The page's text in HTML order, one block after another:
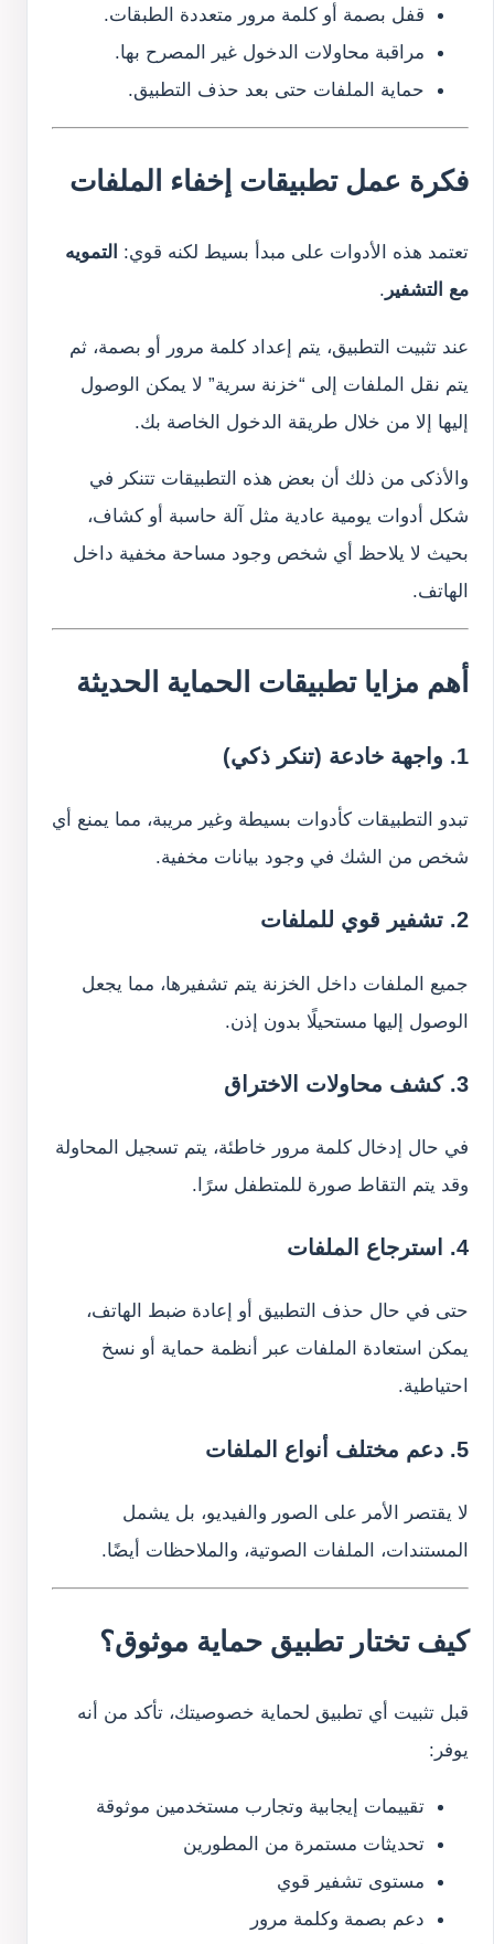
قفل بصمة أو كلمة مرور متعددة الطبقات.
مراقبة محاولات الدخول غير المصرح بها.
حماية الملفات حتى بعد حذف التطبيق.
فكرة عمل تطبيقات إخفاء الملفات
تعتمد هذه الأدوات على مبدأ بسيط لكنه قوي: التمويه
مع التشفير .
عند تثبيت التطبيق، يتم إعداد كلمة مرور أو بصمة، ثم
يتم نقل الملفات إلى “خزنة سرية” لا يمكن الوصول
إليها إلا من خلال طريقة الدخول الخاصة بك.
والأذكى من ذلك أن بعض هذه التطبيقات تتنكر في
شكل أدوات يومية عادية مثل آلة حاسبة أو كشاف،
بحيث لا يلاحظ أي شخص وجود مساحة مخفية داخل
الهاتف.
أهم مزايا تطبيقات الحماية الحديثة
1. واجهة خادعة (تنكر ذكي)
تبدو التطبيقات كأدوات بسيطة وغير مريبة، مما يمنع أي
شخص من الشك في وجود بيانات مخفية.
2. تشفير قوي للملفات
جميع الملفات داخل الخزنة يتم تشفيرها، مما يجعل
الوصول إليها مستحيلًا بدون إذن.
3. كشف محاولات الاختراق
في حال إدخال كلمة مرور خاطئة، يتم تسجيل المحاولة
وقد يتم التقاط صورة للمتطفل سرًا.
4. استرجاع الملفات
حتى في حال حذف التطبيق أو إعادة ضبط الهاتف،
يمكن استعادة الملفات عبر أنظمة حماية أو نسخ
احتياطية.
5. دعم مختلف أنواع الملفات
لا يقتصر الأمر على الصور والفيديو، بل يشمل
المستندات، الملفات الصوتية، والملاحظات أيضًا.
كيف تختار تطبيق حماية موثوق؟
قبل تثبيت أي تطبيق لحماية خصوصيتك، تأكد من أنه
يوفر:
تقييمات إيجابية وتجارب مستخدمين موثوقة
تحديثات مستمرة من المطورين
مستوى تشفير قوي
دعم بصمة وكلمة مرور